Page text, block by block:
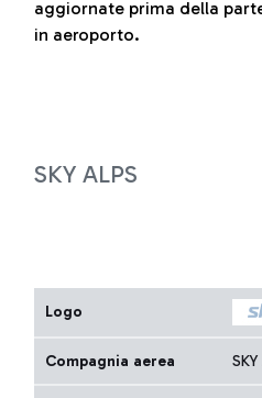
aggiornate prima della
in aeroporto.
SKY ALPS
Logo
Compagnia aerea SKY